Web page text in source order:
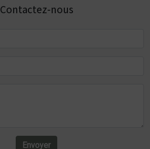
Contactez-nous
Envoyer